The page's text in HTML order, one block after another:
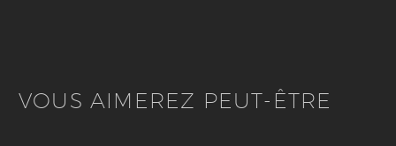
VOUS AIMEREZ PEUT-ÊTRE